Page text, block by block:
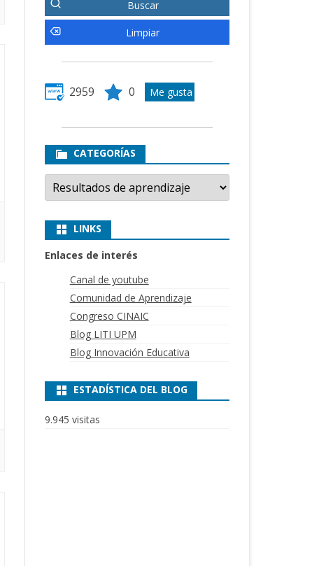
2959 0
CATEGORÍAS
Categorías
LINKS
Enlaces de interés
Canal de youtube
Comunidad de Aprendizaje
Congreso CINAIC
Blog LITI UPM
Blog Innovación Educativa
ESTADÍSTICA DEL BLOG
9.945 visitas